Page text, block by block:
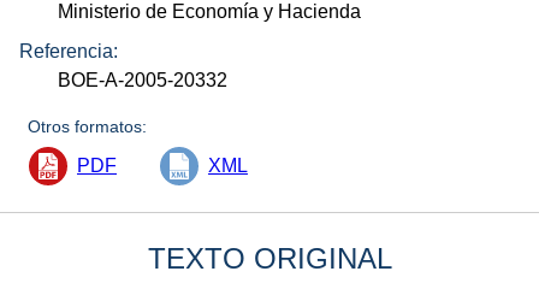
Ministerio de Economía y Hacienda
Referencia:
BOE-A-2005-20332
Otros formatos:
PDF XML
TEXTO ORIGINAL